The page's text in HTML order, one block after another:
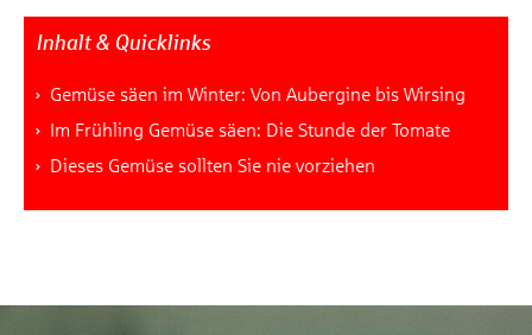
Inhalt & Quicklinks
Gemüse säen im Winter: Von Aubergine bis Wirsing
Im Frühling Gemüse säen: Die Stunde der Tomate
Dieses Gemüse sollten Sie nie vorziehen